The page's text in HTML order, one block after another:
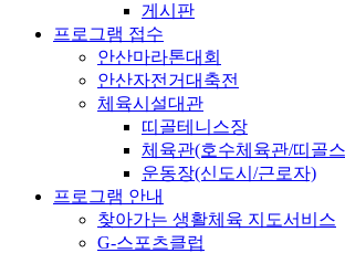
게시판
프로그램 접수
안산마라톤대회
안산자전거대축전
체육시설대관
띠골테니스장
체육관(호수체육관/띠골
운동장(신도시/근로자)
프로그램 안내
찾아가는 생활체육 지도서비스
G-스포츠클럽